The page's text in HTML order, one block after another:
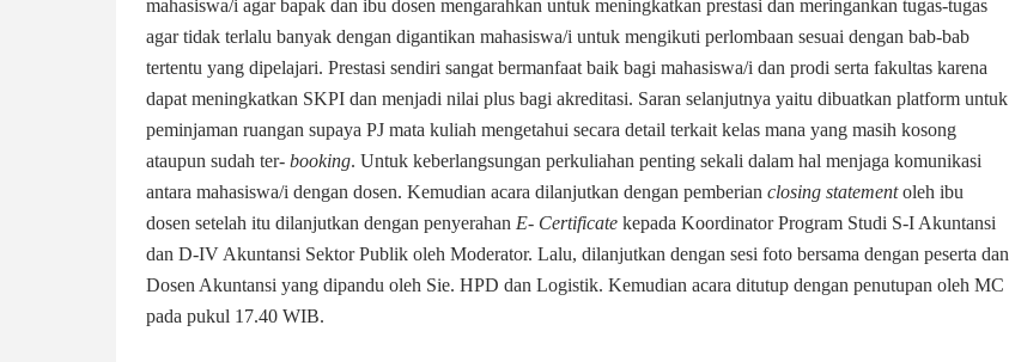
mahasiswa/i agar bapak dan ibu dosen mengarahkan untuk meningkatkan prestasi dan meringankan tugas-tugas
agar tidak terlalu banyak dengan digantikan mahasiswa/i untuk mengikuti perlombaan sesuai dengan bab-bab
tertentu yang dipelajari. Prestasi sendiri sangat bermanfaat baik bagi mahasiswa/i dan prodi serta fakultas karena
dapat meningkatkan SKPI dan menjadi nilai plus bagi akreditasi. Saran selanjutnya yaitu dibuatkan platform untuk
peminjaman ruangan supaya PJ mata kuliah mengetahui secara detail terkait kelas mana yang masih kosong
ataupun sudah ter- booking. Untuk keberlangsungan perkuliahan penting sekali dalam hal menjaga komunikasi
antara mahasiswa/i dengan dosen. Kemudian acara dilanjutkan dengan pemberian closing statementoleh ibu
dosen setelah itu dilanjutkan dengan penyerahan E- Certificate kepada Koordinator Program Studi S-I Akuntansi
dan D-IV Akuntansi Sektor Publik oleh Moderator. Lalu, dilanjutkan dengan sesi foto bersama dengan peserta dan
Dosen Akuntansi yang dipandu oleh Sie. HPD dan Logistik. Kemudian acara ditutup dengan penutupan oleh MC
pada pukul 17.40 WIB.